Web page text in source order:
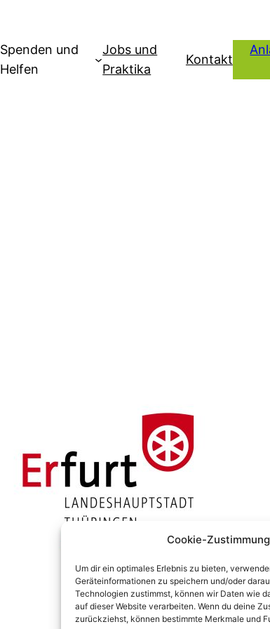
Cookie-
Um dir ein optimales Erlebnis zu bieten,
Geräteinformationen zu speichern und/oder
Technologien zustimmst, können wir Daten wie
auf dieser Website verarbeiten. Wenn du deine
zurückziehst, können bestimmte Merkmale und
Spenden und
Helfen
Jobs und
Praktika
Kontakt